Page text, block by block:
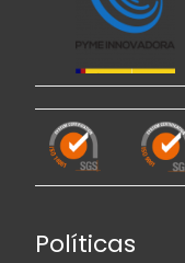
Políticas